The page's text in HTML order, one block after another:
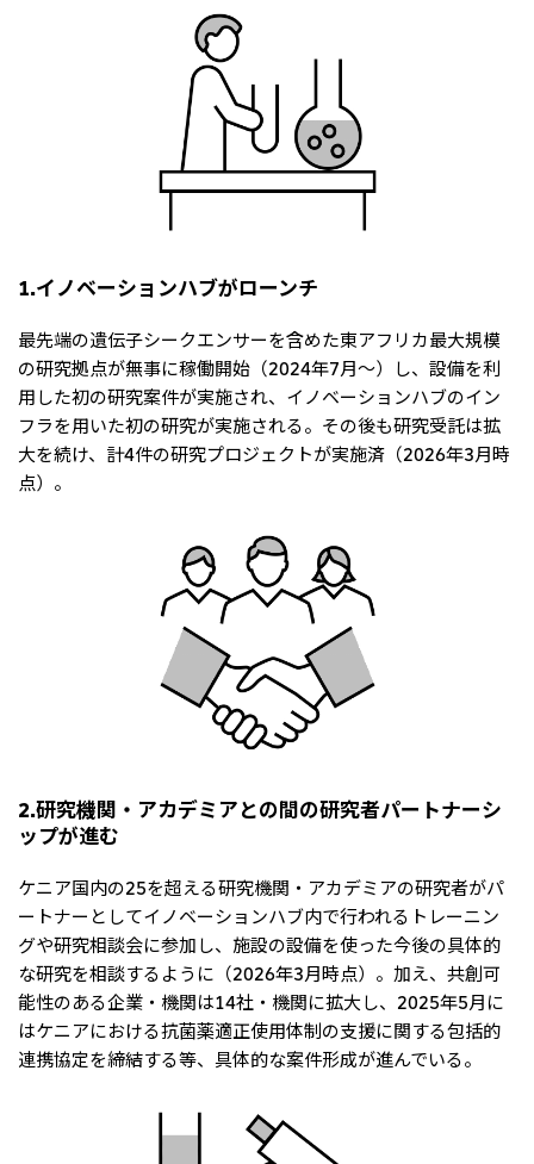
1.イノベーションハブがローンチ
最先端の遺伝子シークエンサーを含めた東アフリカ最大規模
の研究拠点が無事に稼働開始（2024年7月～）し、設備を利
用した初の研究案件が実施され、イノベーションハブのイン
フラを用いた初の研究が実施される。その後も研究受託は拡
大を続け、計4件の研究プロジェクトが実施済（2026年3月時
点）。
2.研究機関・アカデミアとの間の研究者パートナーシ
ップが進む
ケニア国内の25を超える研究機関・アカデミアの研究者がパ
ートナーとしてイノベーションハブ内で行われるトレーニン
グや研究相談会に参加し、施設の設備を使った今後の具体的
な研究を相談するように（2026年3月時点）。加え、共創可
能性のある企業・機関は14社・機関に拡大し、2025年5月に
はケニアにおける抗菌薬適正使用体制の支援に関する包括的
連携協定を締結する等、具体的な案件形成が進んでいる。